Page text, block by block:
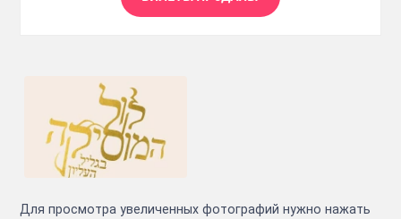
Для просмотра увеличенных фотографий нужно нажать